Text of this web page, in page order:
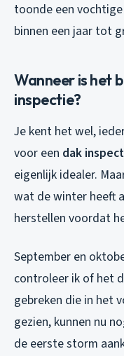
toonde een vochtige
binnen een jaar tot
Wanneer is het
inspectie?
Je kent het wel,
voor een dak
eigenlijk idealer.
wat de winter heeft
herstellen voordat
September en
controleer ik of het
gebreken die in het
gezien, kunnen nu
de eerste storm